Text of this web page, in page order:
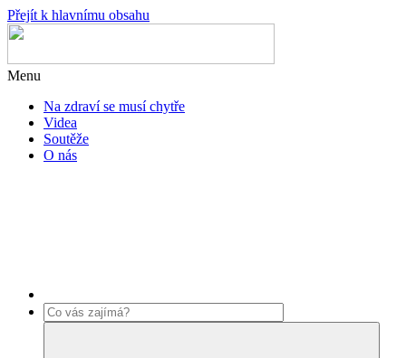
Přejít k hlavnímu obsahu
Menu
Na zdraví se musí chytře
Videa
Soutěže
O nás